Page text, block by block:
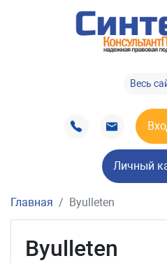
Весь
Личный
Главная Byulleten
Byulleten